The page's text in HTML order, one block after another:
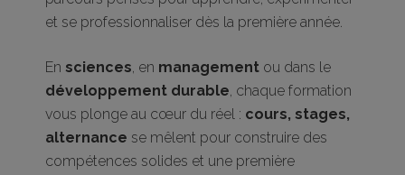
et se professionnaliser dès la première année.
En sciences , en management ou dans le
développement durable , chaque formation
vous plonge au cœur du réel : cours, stages,
alternance se mêlent pour construire des
compétences solides et une première